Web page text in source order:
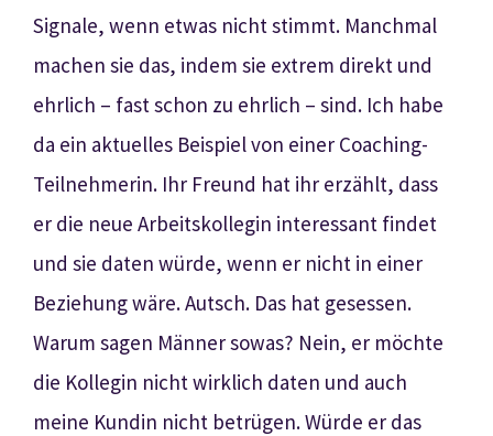
Signale, wenn etwas nicht stimmt. Manchmal
machen sie das, indem sie extrem direkt und
ehrlich – fast schon zu ehrlich – sind. Ich habe
da ein aktuelles Beispiel von einer Coaching-
Teilnehmerin. Ihr Freund hat ihr erzählt, dass
er die neue Arbeitskollegin interessant findet
und sie daten würde, wenn er nicht in einer
Beziehung wäre. Autsch. Das hat gesessen.
Warum sagen Männer sowas? Nein, er möchte
die Kollegin nicht wirklich daten und auch
meine Kundin nicht betrügen. Würde er das